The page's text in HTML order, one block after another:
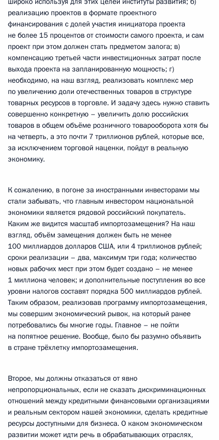
реализацию проектов в формате проектного
финансирования с долей участия инициатора проекта
не более 15 процентов от стоимости самого проекта, и сам
проект при этом должен стать предметом залога; в)
компенсацию третьей части инвестиционных затрат после
выхода проекта на запланированную мощность; г)
необходимо, на наш взгляд, реализовать комплекс мер
по увеличению доли отечественных товаров в структуре
товарных ресурсов в торговле. И задачу здесь нужно ставить
совершенно конкретную – увеличить долю российских
товаров в общем объёме розничного товарооборота хотя бы
на четверть, а это почти 7 триллионов рублей, которые все,
за исключением торговой наценки, пойдут в реальную
экономику.
К сожалению, в погоне за иностранными инвесторами мы
стали забывать, что главным инвестором национальной
экономики является рядовой российский покупатель.
Каким же видится масштаб импортозамещения? На наш
взгляд, объём замещения должен быть не менее
100 миллиардов долларов США, или 4 триллионов рублей;
сроки реализации – два, максимум три года; количество
новых рабочих мест при этом будет создано – не менее
1 миллиона человек; и дополнительные поступления во все
уровни налогов составят порядка 500 миллиардов рублей.
Таким образом, реализовав программу импортозамещения,
мы совершим экономический рывок, на который ранее
потребовались бы многие годы. Главное – не пойти
на попятное решение. Вообще, было бы разумно объявить
в стране трёхлетку импортозамещения.
Второе, мы должны отказаться от явно
непропорциональных, если не сказать дискриминационных
отношений между кредитными финансовыми организациями
и реальным сектором нашей экономики, сделать кредитные
ресурсы доступными для бизнеса. О каком экономическом
развитии может идти речь в обрабатывающих отраслях,